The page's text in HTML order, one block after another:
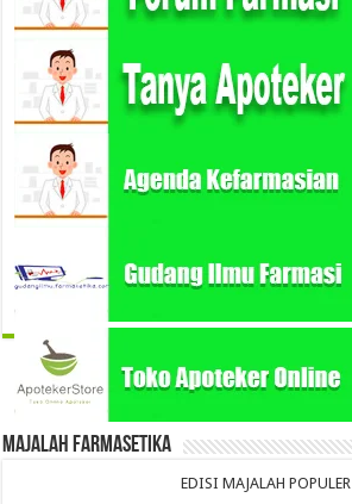
Majalah Farmasetika
EDISI MAJALAH POPULER